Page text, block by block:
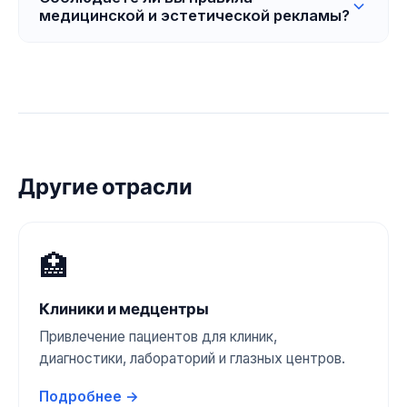
каждой точки. CRM собирает обращения всех
медицинской и эстетической рекламы?
Другие отрасли
🏥
Клиники и медцентры
Привлечение пациентов для клиник,
диагностики, лабораторий и глазных центров.
Подробнее →